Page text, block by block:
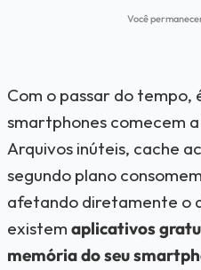
Você
Com o passar do tempo,
smartphones comecem
Arquivos inúteis, cache
segundo plano
afetando diretamente o
existem aplicativos
memória do seu